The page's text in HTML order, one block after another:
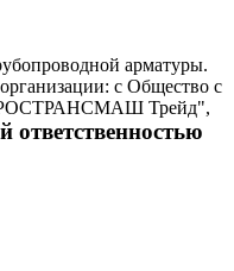
арматуры.
с Общество с
"РОСТРАНСМАШ Трейд",
ответственностью